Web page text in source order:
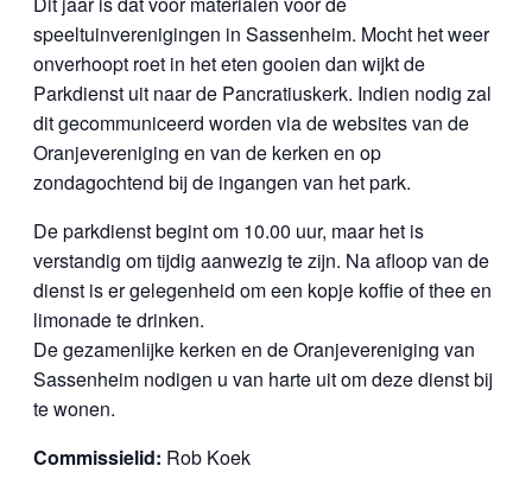
speeltuinverenigingen in Sassenheim. Mocht het weer
onverhoopt roet in het eten gooien dan wijkt de
Parkdienst uit naar de Pancratiuskerk. Indien nodig zal
dit gecommuniceerd worden via de websites van de
Oranjevereniging en van de kerken en op
zondagochtend bij de ingangen van het park.
De parkdienst begint om 10.00 uur, maar het is
verstandig om tijdig aanwezig te zijn. Na afloop van de
dienst is er gelegenheid om een kopje koffie of thee en
limonade te drinken.
De gezamenlijke kerken en de Oranjevereniging van
Sassenheim nodigen u van harte uit om deze dienst bij
te wonen.
Commissielid: Rob Koek